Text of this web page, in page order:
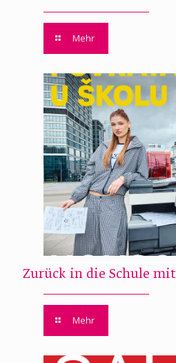
Mehr
Zurück in die Schule
Mehr